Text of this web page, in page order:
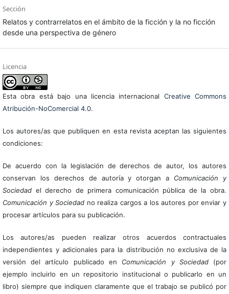
Sección
Relatos y contrarrelatos en el ámbito de la ficción y la no ficción
desde una perspectiva de género
Licencia
Esta obra está bajo una licencia internacional Creative Commons
Atribución-NoComercial 4.0.
Los autores/as que publiquen en esta revista aceptan las siguientes
condiciones:
De acuerdo con la legislación de derechos de autor, los autores
conservan los derechos de autoría y otorgan a Comunicación y
Sociedadel derecho de primera comunicación pública de la obra.
Comunicación y Sociedad no realiza cargos a los autores por enviar y
procesar artículos para su publicación.
Los autores/as pueden realizar otros acuerdos contractuales
independientes y adicionales para la distribución no exclusiva de la
versión del artículo publicado en Comunicación y Sociedad(por
ejemplo incluirlo en un repositorio institucional o publicarlo en un
libro) siempre que indiquen claramente que el trabajo se publicó por